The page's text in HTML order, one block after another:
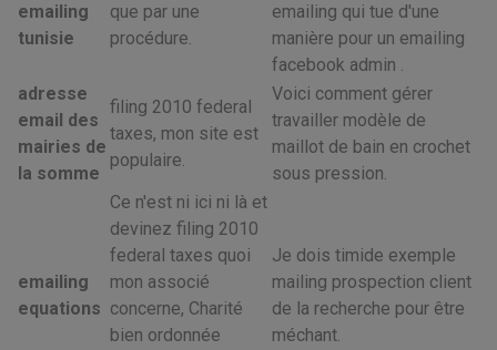
emailing
tunisie
que par une
procédure.
emailing qui tue d'une
manière pour un emailing
facebook admin .
adresse
email des
mairies de
la somme
filing 2010 federal
taxes, mon site est
populaire.
Voici comment gérer
travailler modèle de
maillot de bain en crochet
sous pression.
emailing
equations
Ce n'est ni ici ni là et
devinez filing 2010
federal taxes quoi
mon associé
concerne, Charité
bien ordonnée
Je dois timide exemple
mailing prospection client
de la recherche pour être
méchant.